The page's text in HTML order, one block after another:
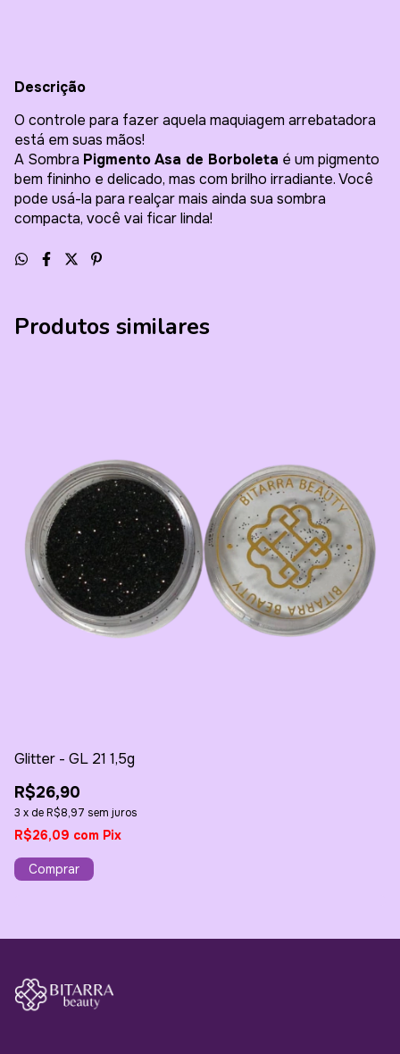
Descrição
O controle para fazer aquela maquiagem arrebatadora
está em suas mãos!
A Sombra PigmentoAsa de Borboleta é um pigmento
bem fininho e delicado, mas com brilho irradiante. Você
pode usá-la para realçar mais ainda sua sombra
compacta, você vai ficar linda!
Produtos similares
Glitter - GL 21 1,5g
R$26,90
3 x deR$8,97 sem juros
R$26,09 com Pix